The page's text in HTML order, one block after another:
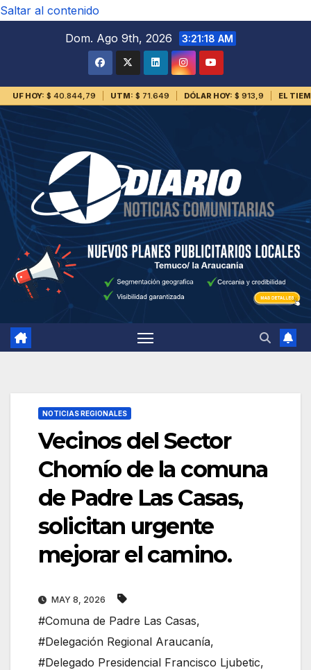
Saltar al contenido
Dom. Ago 9th, 2026
3:21:18 AM
UF HOY: $ 40.844,79 UTM: $ 71.649 DÓLAR HOY: $ 913,9 EL
NOTICIAS REGIONALES
Vecinos del Sector
Chomío de la comuna
de Padre Las Casas,
solicitan urgente
mejorar el camino.
MAY 8, 2026
#Comuna de Padre Las Casas,
#Delegación Regional Araucanía,
#Delegado Presidencial Francisco Ljubetic,